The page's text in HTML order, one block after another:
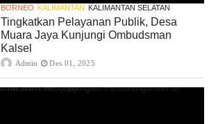
BORNEO KALIMANTAN KALIMANTAN SELATAN
Tingkatkan Pelayanan Publik, Desa
Muara Jaya Kunjungi Ombudsman
Kalsel
Admin Des 01, 2025